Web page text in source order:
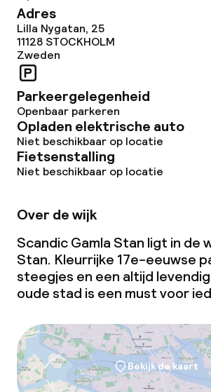
Adres
Lilla Nygatan, 25
11128 STOCKHOLM
Zweden
Parkeergelegenheid
Openbaar parkeren
Opladen elektrische auto
Niet beschikbaar op locatie
Fietsenstalling
Niet beschikbaar op locatie
Over de wijk
Scandic Gamla Stan ligt in de
Stan. Kleurrijke 17e-eeuwse
steegjes en een altijd
oude stad is een must voor
Bekijk de kaart